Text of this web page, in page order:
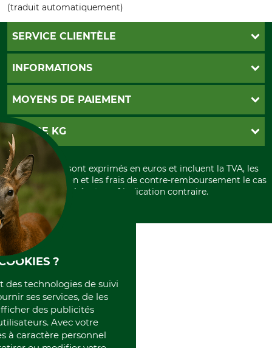
(traduit automatiquement)
SERVICE CLIENTÈLE
Foire aux questions
Paramètres des cookies
INFORMATIONS
CGV
Conditions d'annulation
Formulaire de rétraction
Politique de confidentialité
Élimination et environnement
Rétractation de votre commande
MOYENS DE PAIEMENT
PayPal
Carte de crédit
Paiement á l'avance
GRUBE KG
Histoire
International
Portrait
Qui sommes-nous
Tous les prix sont exprimés en euros et incluent la TVA, les
frais d'expédition et les frais de contre-remboursement le cas
échéant, sauf indication contraire.
?
des technologies de suivi
ses services, de les
des publicités
Avec votre
à caractère personnel